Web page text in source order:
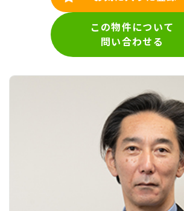
この物件について
問い合わせる